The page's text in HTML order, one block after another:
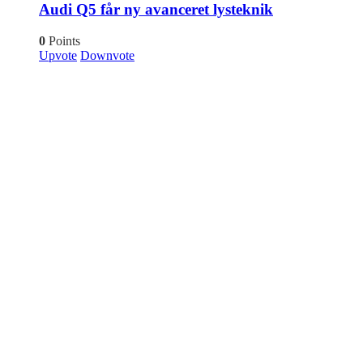
Audi Q5 får ny avanceret lysteknik
0 Points
Upvote Downvote